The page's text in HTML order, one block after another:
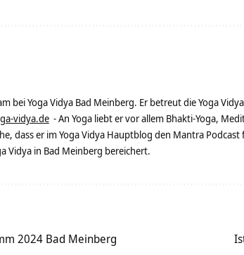
bei Yoga Vidya Bad Meinberg. Er betreut die Yoga
vidya.de - An Yoga liebt er vor allem Bhakti-Yoga,
dass er im Yoga Vidya Hauptblog den Mantra
Vidya in Bad Meinberg bereichert.
2024 Bad Meinberg